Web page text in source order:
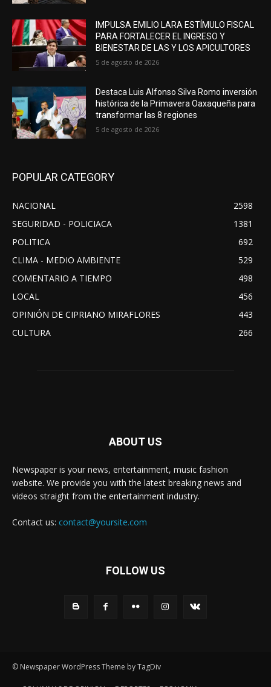
IMPULSA EMILIO LARA ESTÍMULO FISCAL
PARA FORTALECER EL INGRESO Y
BIENESTAR DE LAS Y LOS APICULTORES
5 de agosto de 2026
Destaca Luis Alfonso Silva Romo inversión
histórica de la Primavera Oaxaqueña para
transformar las 8 regiones
5 de agosto de 2026
POPULAR CATEGORY
NACIONAL
2598
SEGURIDAD - POLICIACA
1381
POLITICA
692
CLIMA - MEDIO AMBIENTE
529
COMENTARIO A TIEMPO
498
LOCAL
456
OPINIÓN DE CIPRIANO MIRAFLORES
443
CULTURA
266
ABOUT US
Newspaper is your news, entertainment, music fashion
website. We provide you with the latest breaking news and
videos straight from the entertainment industry.
Contact us: contact@yoursite.com
FOLLOW US
© Newspaper WordPress Theme by TagDiv